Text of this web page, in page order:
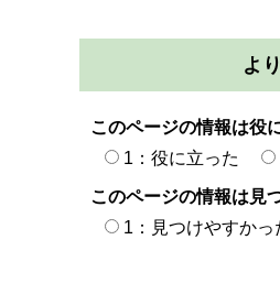
よ
このページの情報は役
1：役に立った
このページの情報は見
1：見つけやすかっ